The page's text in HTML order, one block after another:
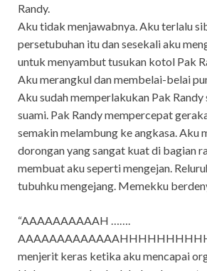
Randy.
Aku tidak menjawabnya. Aku terlalu
persetubuhan itu dan sesekali aku
untuk menyambut tusukan kotol Pak
Aku merangkul dan membelai-belai
Aku sudah memperlakukan Pak
suami. Pak Randy mempercepat
semakin melambung ke angkasa. Aku
dorongan yang sangat kuat di bagian
membuat aku seperti mengejan.
tubuhku mengejang. Memekku
“AAAAAAAAAAH …….
menjerit keras ketika aku mencapai